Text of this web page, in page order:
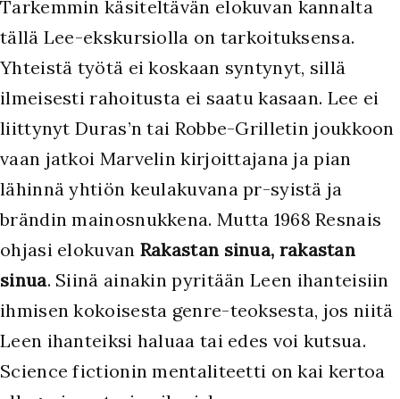
Tarkemmin käsiteltävän elokuvan kannalta
tällä Lee-ekskursiolla on tarkoituksensa.
Yhteistä työtä ei koskaan syntynyt, sillä
ilmeisesti rahoitusta ei saatu kasaan. Lee ei
liittynyt Duras’n tai Robbe-Grilletin joukkoon
vaan jatkoi Marvelin kirjoittajana ja pian
lähinnä yhtiön keulakuvana pr-syistä ja
brändin mainosnukkena. Mutta 1968 Resnais
ohjasi elokuvan Rakastan sinua, rakastan
sinua. Siinä ainakin pyritään Leen ihanteisiin
ihmisen kokoisesta genre-teoksesta, jos niitä
Leen ihanteiksi haluaa tai edes voi kutsua.
Science fictionin mentaliteetti on kai kertoa